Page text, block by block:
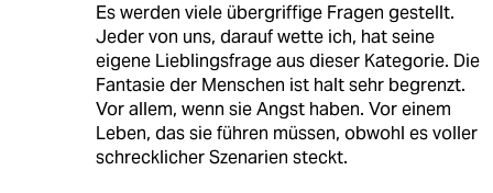
Es werden viele übergriffige Fragen gestellt.
Jeder von uns, darauf wette ich, hat seine
eigene Lieblingsfrage aus dieser Kategorie. Die
Fantasie der Menschen ist halt sehr begrenzt.
Vor allem, wenn sie Angst haben. Vor einem
Leben, das sie führen müssen, obwohl es voller
schrecklicher Szenarien steckt.